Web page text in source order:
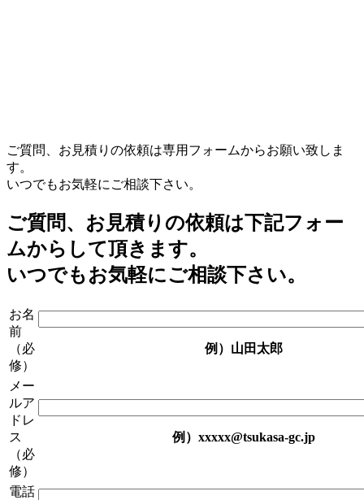
ご質問、お見積りの依頼は専用フォームからお願い致しま
す。
いつでもお気軽にご相談下さい。
ご質問、お見積りの依頼は下記フォー
ムからして頂きます。
いつでもお気軽にご相談下さい。
お名
前
（必
修）
例）山田太郎
メー
ルア
ドレ
ス
（必
修）
例）xxxxx@tsukasa-gc.jp
電話